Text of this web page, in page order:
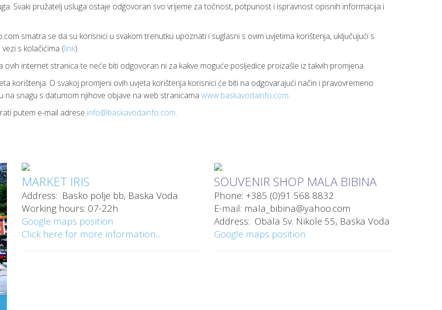
Svaki pružatelj usluga ostaje odgovoran svo vrijeme za točnost, potpunost i ispravnost opisnih informacija i
smatra se da su korisnici u svakom trenutku upoznati i suglasni s ovim uvjetima korištenja, uključujući s
s kolačićima (link).
internet stranica te neće biti odgovoran ni za kakve moguće posljedice proizašle iz takvih promjena.
korištenja. O svakoj promjeni ovih uvjeta korištenja korisnici će biti na odgovarajući način i pravovremeno
na snagu s datumom njihove objave na web stranicama www.baskavodainfo.com.
putem e-mail adrese info@baskavodainfo.com.
MARKET IRIS
Address: Basko polje bb, Baska Voda
Working hours: 07-22h
Google maps position
Click here for more information...
SOUVENIR SHOP MALA BIBINA
Phone: +385 (0)91 568 8832
E-mail: mala_bibina@yahoo.com
Address: Obala Sv. Nikole 55, Baska Voda
Google maps position